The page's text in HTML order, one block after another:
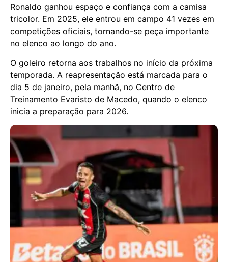
Ronaldo ganhou espaço e confiança com a camisa
tricolor. Em 2025, ele entrou em campo 41 vezes em
competições oficiais, tornando-se peça importante
no elenco ao longo do ano.
O goleiro retorna aos trabalhos no início da próxima
temporada. A reapresentação está marcada para o
dia 5 de janeiro, pela manhã, no Centro de
Treinamento Evaristo de Macedo, quando o elenco
inicia a preparação para 2026.